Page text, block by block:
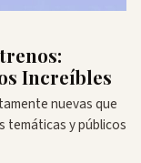
Increíbles
nuevas que
temáticas y públicos